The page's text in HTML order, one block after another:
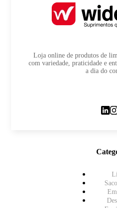
Loja online de produtos de
com variedade, praticidade e
a dia do